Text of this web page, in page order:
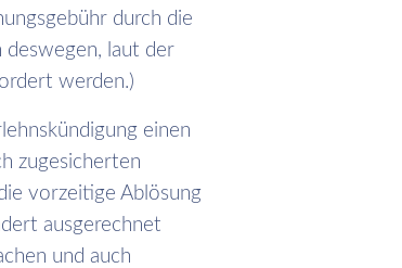
durch die
deswegen, laut der
werden.)
einen
zugesicherten
vorzeitige Ablösung
ausgerechnet
und auch